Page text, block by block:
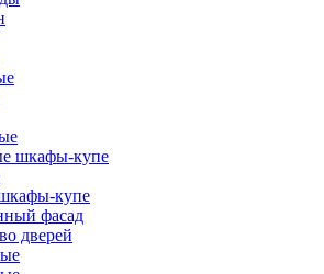
шкафы-купе
купе
фасад
дверей